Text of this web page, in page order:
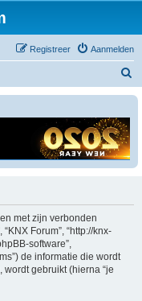
Aanmelden
Registreer
met zijn verbonden
Forum”, “http://knx-
software”,
de informatie die wordt
gebruikt (hierna “je